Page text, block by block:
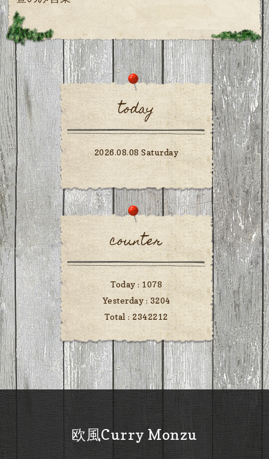
today
2026.08.08 Saturday
counter
Today : 1078
Yesterday : 3204
Total : 2342212
欧風Curry Monzu